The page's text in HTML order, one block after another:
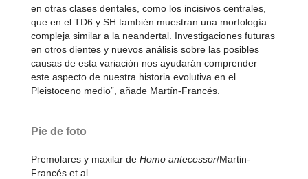
en otras clases dentales, como los incisivos centrales,
que en el TD6 y SH también muestran una morfología
compleja similar a la neandertal. Investigaciones futuras
en otros dientes y nuevos análisis sobre las posibles
causas de esta variación nos ayudarán comprender
este aspecto de nuestra historia evolutiva en el
Pleistoceno medio”, añade Martín-Francés.
Pie de foto
Premolares y maxilar de Homo antecessor/Martin-
Francés et al